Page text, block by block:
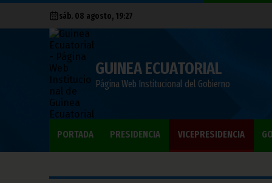
sáb. 08 agosto, 19:27
GUINEA ECUATORIAL
Página Web Institucional del Gobierno
PORTADA PRESIDENCIA VICEPRESIDENCIA